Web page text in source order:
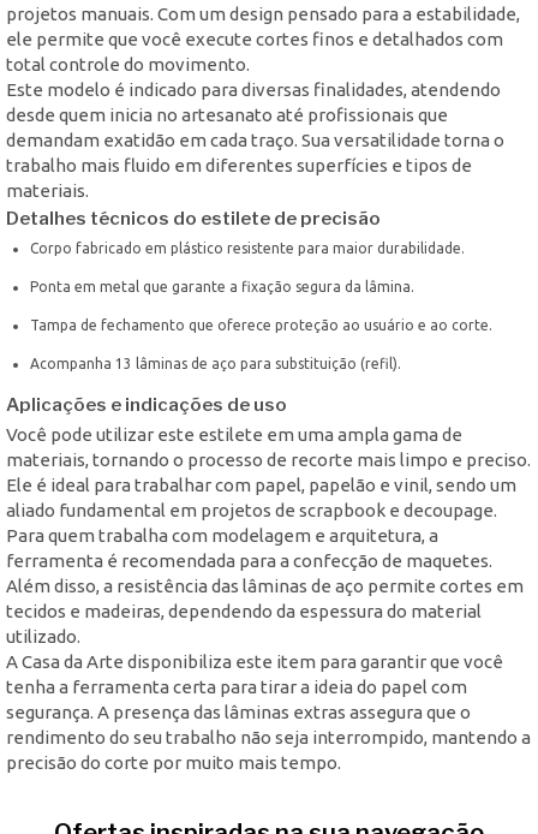
projetos manuais. Com um design pensado para a estabilidade,
ele permite que você execute cortes finos e detalhados com
total controle do movimento.
Este modelo é indicado para diversas finalidades, atendendo
desde quem inicia no artesanato até profissionais que
demandam exatidão em cada traço. Sua versatilidade torna o
trabalho mais fluido em diferentes superfícies e tipos de
materiais.
Detalhes técnicos do estilete de precisão
Corpo fabricado em plástico resistente para maior durabilidade.
Ponta em metal que garante a fixação segura da lâmina.
Tampa de fechamento que oferece proteção ao usuário e ao corte.
Acompanha 13 lâminas de aço para substituição (refil).
Aplicações e indicações de uso
Você pode utilizar este estilete em uma ampla gama de
materiais, tornando o processo de recorte mais limpo e preciso.
Ele é ideal para trabalhar com papel, papelão e vinil, sendo um
aliado fundamental em projetos de scrapbook e decoupage.
Para quem trabalha com modelagem e arquitetura, a
ferramenta é recomendada para a confecção de maquetes.
Além disso, a resistência das lâminas de aço permite cortes em
tecidos e madeiras, dependendo da espessura do material
utilizado.
A Casa da Arte disponibiliza este item para garantir que você
tenha a ferramenta certa para tirar a ideia do papel com
segurança. A presença das lâminas extras assegura que o
rendimento do seu trabalho não seja interrompido, mantendo a
precisão do corte por muito mais tempo.